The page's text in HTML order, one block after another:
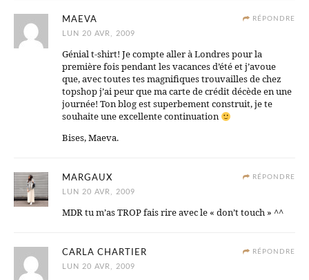
RÉPONDRE
MAEVA
LUN 20 AVR, 2009
Génial t-shirt! Je compte aller à Londres pour la
première fois pendant les vacances d’été et j’avoue
que, avec toutes tes magnifiques trouvailles de chez
topshop j’ai peur que ma carte de crédit décède en une
journée! Ton blog est superbement construit, je te
souhaite une excellente continuation
Bises, Maeva.
RÉPONDRE
MARGAUX
LUN 20 AVR, 2009
MDR tu m’as TROP fais rire avec le « don’t touch » ^^
RÉPONDRE
CARLA CHARTIER
LUN 20 AVR, 2009